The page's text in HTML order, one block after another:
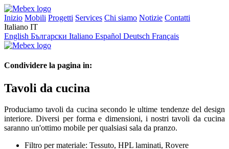
Inizio Mobili Progetti Services Chi siamo Notizie Contatti
Italiano IT
English Български Italiano Español Deutsch Français
Condividere la pagina in:
Tavoli da cucina
Produciamo tavoli da cucina secondo le ultime tendenze del design
interiore. Diversi per forma e dimensioni, i nostri tavoli da cucina
saranno un'ottimo mobile per qualsiasi sala da pranzo.
Filtro per materiale: Tessuto, HPL laminati, Rovere